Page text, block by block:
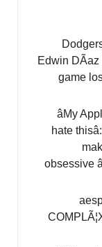
Edwin
game
âMy
hate
obsessive